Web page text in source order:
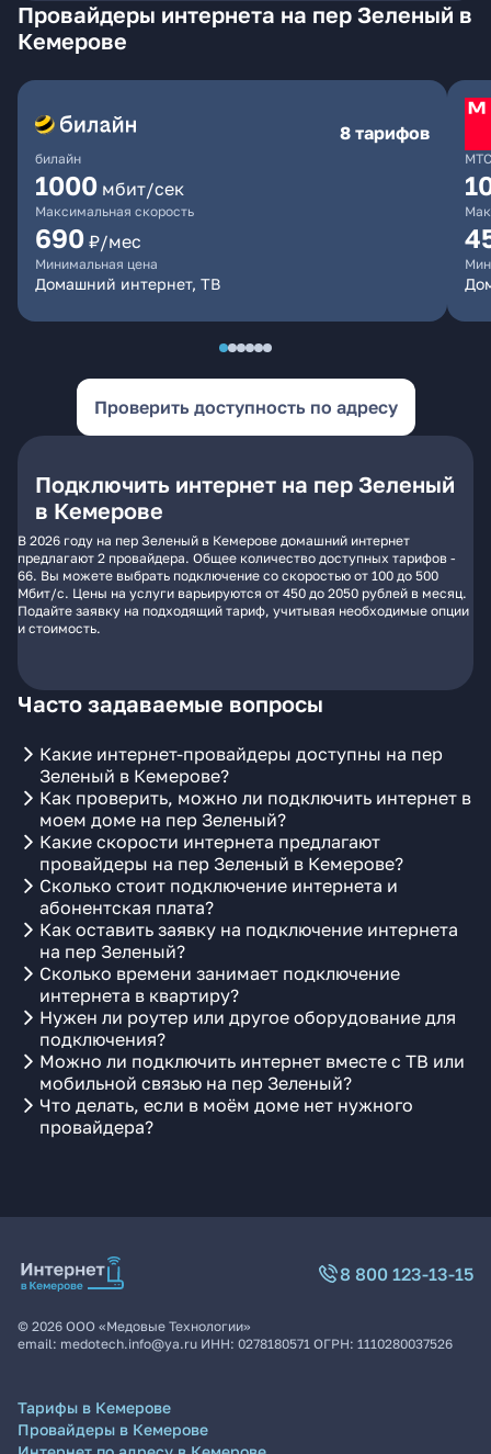
Провайдеры интернета на пер Зеленый в
Кемерове
билайн
8 тарифов
1000 мбит/сек
Максимальная скорость
690 ₽/мес
Минимальная цена
Домашний интернет, ТВ
МТС
Проверить доступность по адресу
Подключить интернет на пер Зеленый
в Кемерове
В 2026 году на пер Зеленый в Кемерове домашний интернет
предлагают 2 провайдера. Общее количество доступных тарифов -
66. Вы можете выбрать подключение со скоростью от 100 до 500
Мбит/с. Цены на услуги варьируются от 450 до 2050 рублей в месяц.
Подайте заявку на подходящий тариф, учитывая необходимые опции
и стоимость.
Часто задаваемые вопросы
Какие интернет-провайдеры доступны на пер
Зеленый в Кемерове?
Как проверить, можно ли подключить интернет в
моем доме на пер Зеленый?
Какие скорости интернета предлагают
провайдеры на пер Зеленый в Кемерове?
Сколько стоит подключение интернета и
абонентская плата?
Как оставить заявку на подключение интернета
на пер Зеленый?
Сколько времени занимает подключение
интернета в квартиру?
Нужен ли роутер или другое оборудование для
подключения?
Можно ли подключить интернет вместе с ТВ или
мобильной связью на пер Зеленый?
Что делать, если в моём доме нет нужного
провайдера?
8 800 123-13-15
© 2026 ООО «Медовые Технологии»
email: medotech.info@ya.ru ИНН: 0278180571 ОГРН: 1110280037526
Тарифы в Кемерове
Провайдеры в Кемерове